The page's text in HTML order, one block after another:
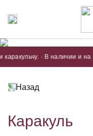
· В наличии и на
Назад
Каракуль